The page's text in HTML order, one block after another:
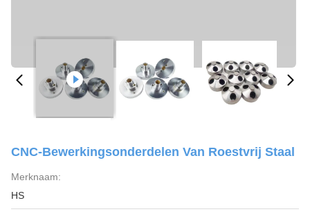
CNC-Bewerkingsonderdelen Van Roestvrij Staal
Merknaam:
HS